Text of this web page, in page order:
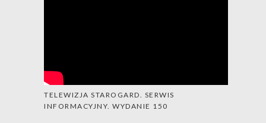
TELEWIZJA STAROGARD. SERWIS
INFORMACYJNY. WYDANIE 150